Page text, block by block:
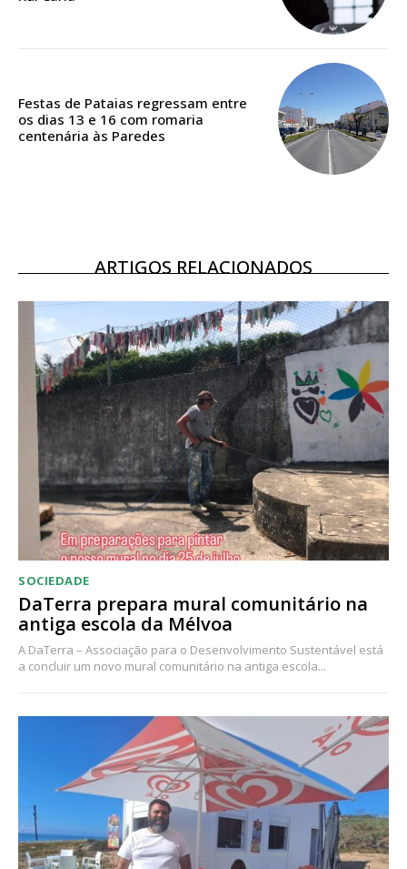
Escolha o plano
DIGITAL ANUAL
16€
12 meses
Acesso ao conteúdo online
Acesso aos conteúdos Exclusivos para
assinantes
Ofertas para assinatura anual
Escolha o plano
Festas de Pataias regressam entre
os dias 13 e 16 com romaria
centenária às Paredes
ARTIGOS RELACIONADOS
SOCIEDADE
DaTerra prepara mural comunitário na
antiga escola da Mélvoa
A DaTerra – Associação para o Desenvolvimento Sustentável está
a concluir um novo mural comunitário na antiga escola...